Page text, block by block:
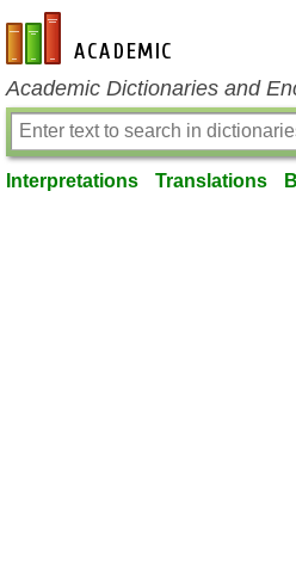
en-academic.com
Academic Dictionaries and
Interpretations Translations